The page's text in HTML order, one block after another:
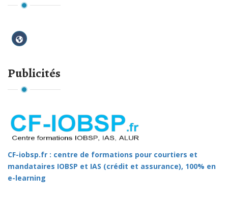
Publicités
CF-iobsp.fr : centre de formations pour courtiers et
mandataires IOBSP et IAS (crédit et assurance), 100% en
e-learning